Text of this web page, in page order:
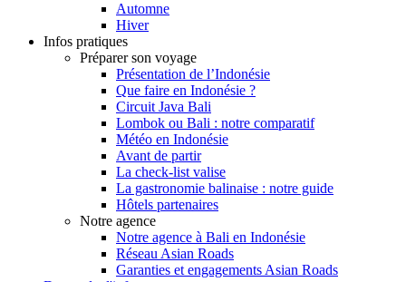
Automne
Hiver
Infos pratiques
Préparer son voyage
Présentation de l’Indonésie
Que faire en Indonésie ?
Circuit Java Bali
Lombok ou Bali : notre comparatif
Météo en Indonésie
Avant de partir
La check-list valise
La gastronomie balinaise : notre guide
Hôtels partenaires
Notre agence
Notre agence à Bali en Indonésie
Réseau Asian Roads
Garanties et engagements Asian Roads